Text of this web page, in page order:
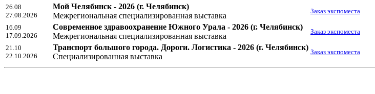
26.08
27.08.2026
Мой Челябинск - 2026 (г. Челябинск)
Межрегиональная специализированная выставка
Заказ экспоместа
16.09
17.09.2026
Современное здравоохранение Южного Урала - 2026 (г. Челябинск)
Межрегиональная специализированная выставка
Заказ экспоместа
21.10
22.10.2026
Транспорт большого города. Дороги. Логистика - 2026 (г. Челябинск)
Специализированная выставка
Заказ экспоместа